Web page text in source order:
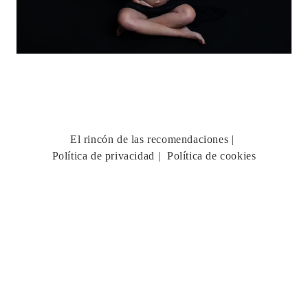
El rincón de las recomendaciones
Política de privacidad
Política de cookies